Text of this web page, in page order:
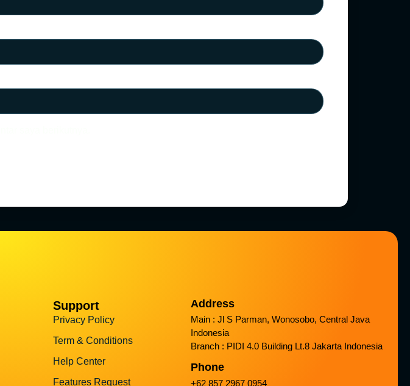
Support
Privacy Policy
Term & Conditions
Help Center
Features Request
Address
Main : Jl S Parman, Wonosobo, Central Java
Indonesia
Branch : PIDI 4.0 Building Lt.8 Jakarta Indonesia
Phone
+62 857 2967 0954